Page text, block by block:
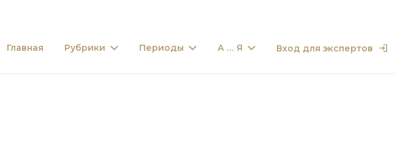
Главная Рубрики Периоды А … Я Вход для экспертов